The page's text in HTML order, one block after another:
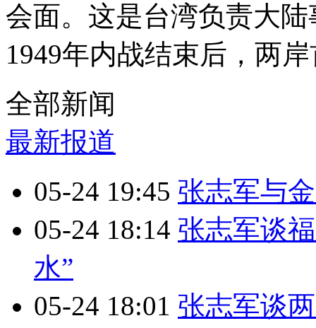
会面。这是台湾负责大
1949年内战结束后，两
全部新闻
最新报道
05-24 19:45 张志军与
05-24 18:14 张志军谈
水”
05-24 18:01 张志军谈